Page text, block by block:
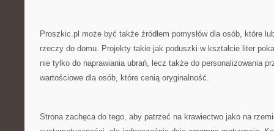
Proszkic.pl może być także źródłem pomysłów dla osób, które
rzeczy do domu. Projekty takie jak poduszki w kształcie liter
nie tylko do naprawiania ubrań, lecz także do personalizowania
wartościowe dla osób, które cenią oryginalność.
Strona zachęca do tego, aby patrzeć na krawiectwo jako na